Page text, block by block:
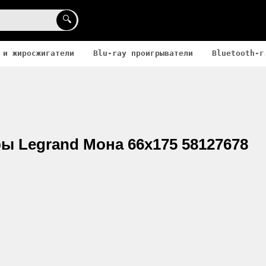
🔍
жиросжигатели Blu-ray проигрыватели Bluetooth-
Legrand Мона 66x175 58127678